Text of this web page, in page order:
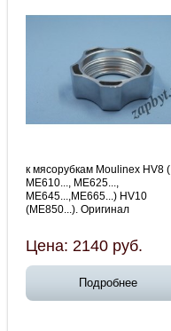
к мясорубкам Moulinex HV8 (
ME610..., ME625...,
ME645...,ME665...) HV10
(ME850...). Оригинал
Цена: 2140 руб.
Подробнее